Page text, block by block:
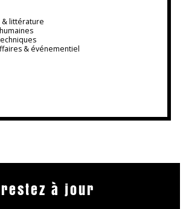
littérature
& événementiel
restez à jour